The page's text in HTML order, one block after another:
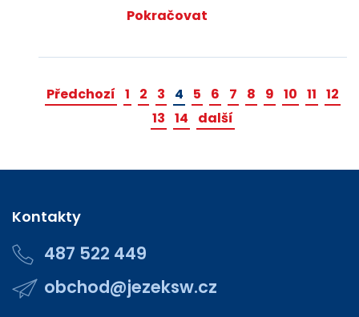
Pokračovat
Předchozí 1 2 3 4 5 6 7 8 9 10 11 12
13 14 další
Kontakty
487 522 449
obchod@jezeksw.cz